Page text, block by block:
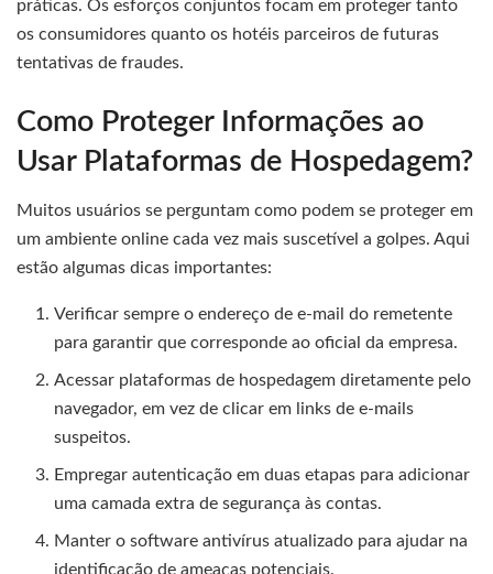
práticas. Os esforços conjuntos focam em proteger tanto
os consumidores quanto os hotéis parceiros de futuras
tentativas de fraudes.
Como Proteger Informações ao
Usar Plataformas de Hospedagem?
Muitos usuários se perguntam como podem se proteger em
um ambiente online cada vez mais suscetível a golpes. Aqui
estão algumas dicas importantes:
Verificar sempre o endereço de e-mail do remetente
para garantir que corresponde ao oficial da empresa.
Acessar plataformas de hospedagem diretamente pelo
navegador, em vez de clicar em links de e-mails
suspeitos.
Empregar autenticação em duas etapas para adicionar
uma camada extra de segurança às contas.
Manter o software antivírus atualizado para ajudar na
identificação de ameaças potenciais.